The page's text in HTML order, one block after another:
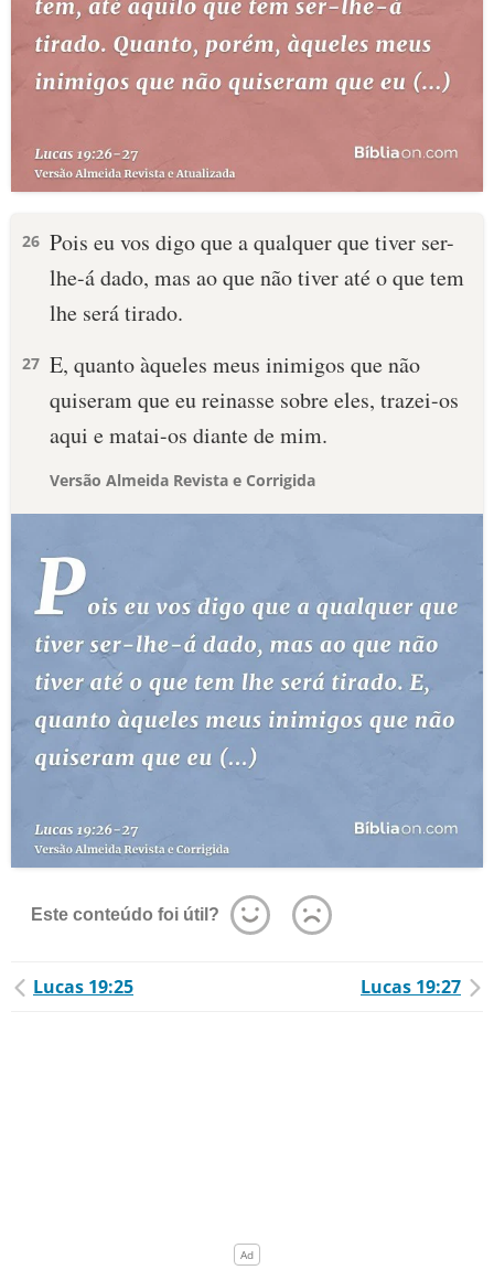
26 Pois eu vos digo que a qualquer que tiver ser-
lhe-á dado, mas ao que não tiver até o que tem
lhe será tirado.
27 E, quanto àqueles meus inimigos que não
quiseram que eu reinasse sobre eles, trazei-os
aqui e matai-os diante de mim.
Versão Almeida Revista e Corrigida
Este conteúdo foi útil?
Lucas 19:25 Lucas 19:27